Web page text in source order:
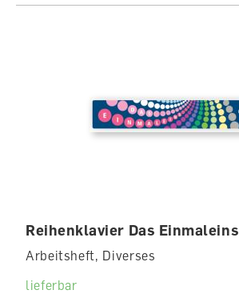
Reihenklavier Das Einmaleins
Arbeitsheft, Diverses
lieferbar